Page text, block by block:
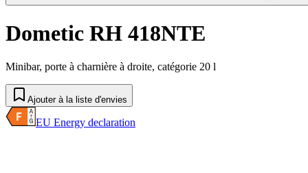
Dometic RH 418NTE
Minibar, porte à charnière à droite, catégorie 20 l
Ajouter à la liste d'envies
EU Energy declaration